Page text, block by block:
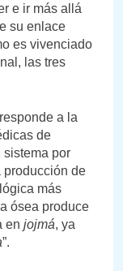
e ir más allá
su enlace
es vivenciado
las tres
a la
de
sistema por
producción de
más
ósea produce
en jojmá, ya
”.